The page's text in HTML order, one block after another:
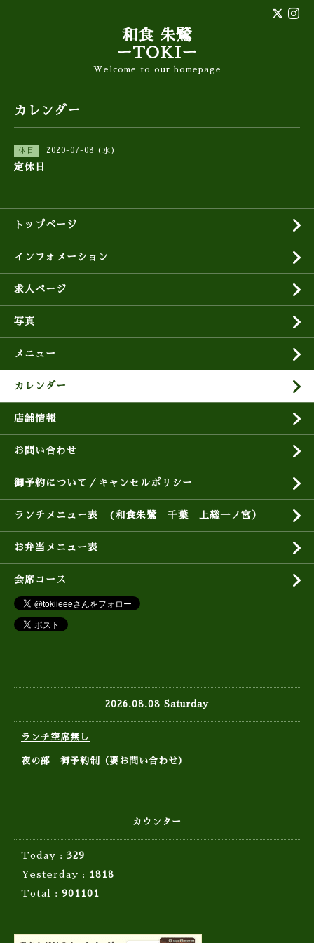
和食 朱鷺
ーTOKIー
Welcome to our homepage
カレンダー
休日 2020-07-08 (水)
定休日
トップページ
インフォメーション
求人ページ
写真
メニュー
カレンダー
店舗情報
お問い合わせ
御予約について／キャンセルポリシー
ランチメニュー表 (和食朱鷺 千葉 上総一ノ宮）
お弁当メニュー表
会席コース
2026.08.08 Saturday
ランチ空席無し
夜の部 御予約制（要お問い合わせ）
カウンター
Today : 329
Yesterday :
1818
Total : 901101